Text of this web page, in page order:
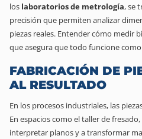
los laboratorios de metrología, se
precisión que permiten analizar
piezas reales. Entender cómo medir
que asegura que todo funcione
FABRICACIÓN DE
AL RESULTADO
En los procesos industriales, las
En espacios como el taller de
interpretar planos y a transformar